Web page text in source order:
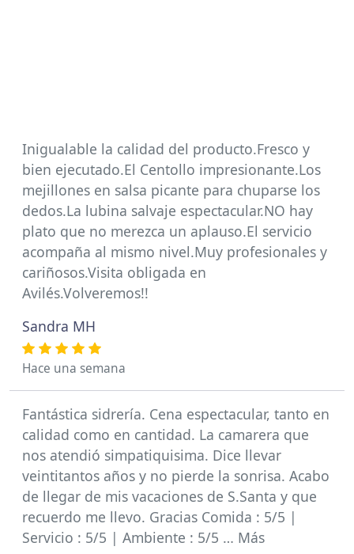
Inigualable la calidad del producto.Fresco y
bien ejecutado.El Centollo impresionante.Los
mejillones en salsa picante para chuparse los
dedos.La lubina salvaje espectacular.NO hay
plato que no merezca un aplauso.El servicio
acompaña al mismo nivel.Muy profesionales y
cariñosos.Visita obligada en
Avilés.Volveremos!!
Sandra MH
Hace una semana
Fantástica sidrería. Cena espectacular, tanto en
calidad como en cantidad. La camarera que
nos atendió simpatiquisima. Dice llevar
veintitantos años y no pierde la sonrisa. Acabo
de llegar de mis vacaciones de S.Santa y que
recuerdo me llevo. Gracias Comida : 5/5 |
Servicio : 5/5 | Ambiente : 5/5 … Más